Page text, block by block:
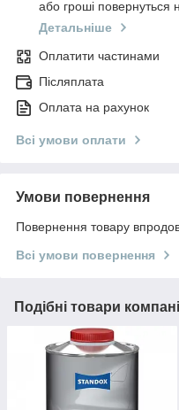
або гроші повернуться
Детальніше
Оплатити частинами
Післяплата
Оплата на рахунок
Всі умови оплати
Умови повернення
Повернення товару
Всі умови повернення
Подібні товари